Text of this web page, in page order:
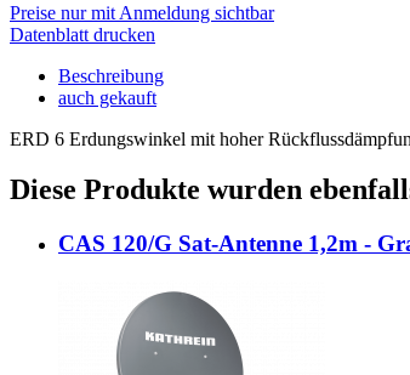
Preise nur mit Anmeldung sichtbar
Datenblatt drucken
Beschreibung
auch gekauft
ERD 6 Erdungswinkel mit hoher
Diese Produkte wurden
CAS 120/G Sat-Antenne 1,2m -